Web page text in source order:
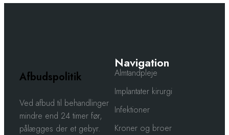
Navigation
Almtandpleje
Implantater kirurgi
Infektioner
Kroner og broer
Afbudspolitik
​​Ved afbud til behandlinger
mindre end 24 timer før,
pålægges der et gebyr.